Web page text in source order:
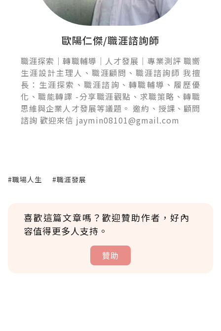
歐陽仁傑/職涯諮詢師
職涯探索｜轉職輔導｜人才發展｜專業測評 職嚮
生涯設計主理人、職涯顧問、職涯諮詢師 我擅
長：生涯探索、職涯諮詢、轉職輔導、履歷優
化、職能轉譯 -分享職涯觀點、求職策略、轉職
思維與企業人才發展等議題。 邀約、授課、顧問
諮詢 歡迎來信 jaymin08101@gmail.com
#職場人生 #職涯發展
喜歡這篇文章嗎？歡迎贊助作者，好內
容值得更多人支持。
贊助